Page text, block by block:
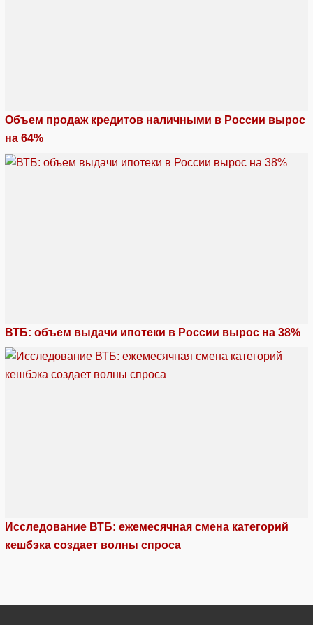
Объем продаж кредитов наличными в России вырос
на 64%
ВТБ: объем выдачи ипотеки в России вырос на 38%
Исследование ВТБ: ежемесячная смена категорий
кешбэка создает волны спроса